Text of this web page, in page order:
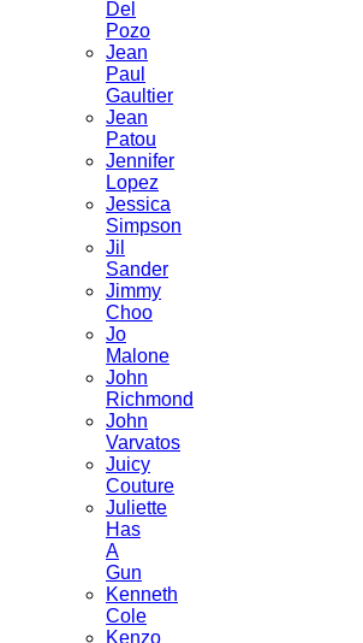
Del
Pozo
Jean
Paul
Gaultier
Jean
Patou
Jennifer
Lopez
Jessica
Simpson
Jil
Sander
Jimmy
Choo
Jo
Malone
John
Richmond
John
Varvatos
Juicy
Couture
Juliette
Has
A
Gun
Kenneth
Cole
Kenzo